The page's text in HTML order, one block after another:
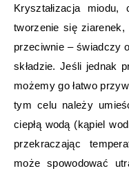
Kryształizacja
tworzenie się
przeciwnie – świadczy
składzie. Jeśli jednak
możemy go łatwo
tym celu należy
ciepłą wodą (kąpiel
przekraczając
może spowodować